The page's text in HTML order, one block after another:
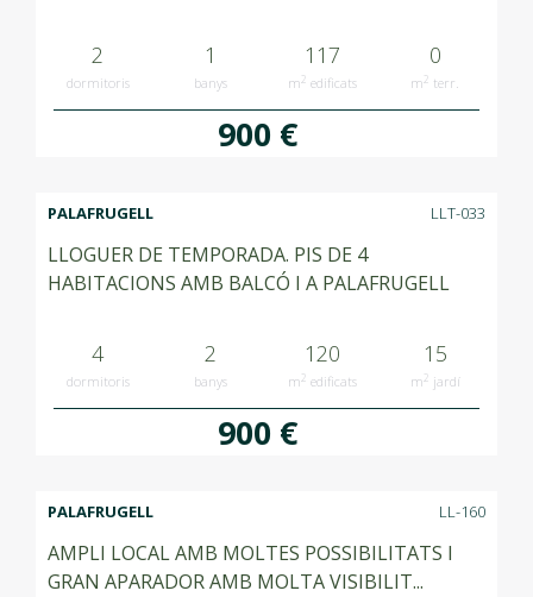
2
dormitoris
1
banys
117
m2 edificats
0
m2 terr.
900 €
PALAFRUGELL LLT-033
LLOGUER DE TEMPORADA. PIS DE 4
HABITACIONS AMB BALCÓ I A PALAFRUGELL
4
dormitoris
2
banys
120
m2 edificats
15
m2 jardí
900 €
PALAFRUGELL LL-160
AMPLI LOCAL AMB MOLTES POSSIBILITATS I
GRAN APARADOR AMB MOLTA VISIBILIT...